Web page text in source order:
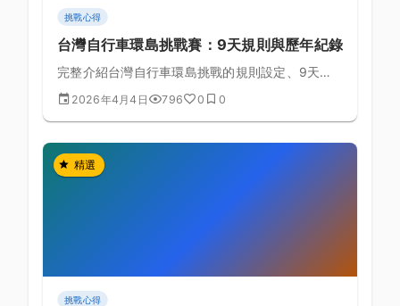
挑戰心得
台灣自行車環島挑戰賽：9天規則與歷年紀錄
完整介紹台灣自行車環島挑戰的規則設定、9天標
準路線規劃、歷年完成紀錄，以及成功完成環島的
備賽策略指南。
2026年4月4日 796 0 0
精選
挑戰心得